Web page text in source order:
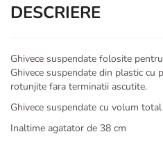
DESCRIERE
Ghivece suspendate folosite
Ghivece suspendate din plastic cu
rotunjite fara terminatii ascutite.
Ghivece suspendate cu volum
Inaltime agatator de 38 cm